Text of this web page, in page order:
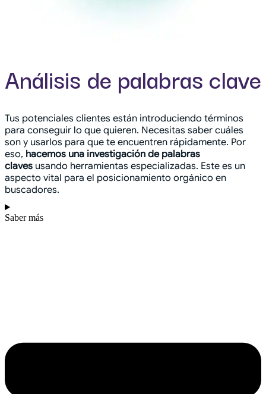
Análisis de palabras clave
Tus potenciales clientes están introduciendo términos
para conseguir lo que quieren. Necesitas saber cuáles
son y usarlos para que te encuentren rápidamente. Por
eso, hacemos una investigación de palabras
claves usando herramientas especializadas. Este es un
aspecto vital para el posicionamiento orgánico en
buscadores.
Saber más